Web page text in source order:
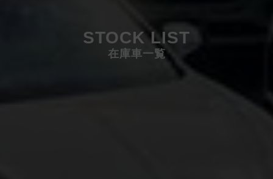
STOCK LIST
在庫車一覧